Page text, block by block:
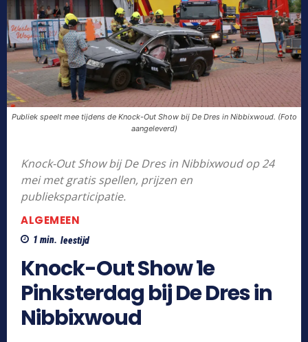
Publiek speelt mee tijdens de Knock-Out Show bij De Dres in Nibbixwoud. (Foto
aangeleverd)
Knock-Out Show bij De Dres in Nibbixwoud op 24
mei met gratis spellen, prijzen en
publieksparticipatie.
ALGEMEEN
1 min. leestijd
Knock-Out Show 1e
Pinksterdag bij De Dres in
Nibbixwoud